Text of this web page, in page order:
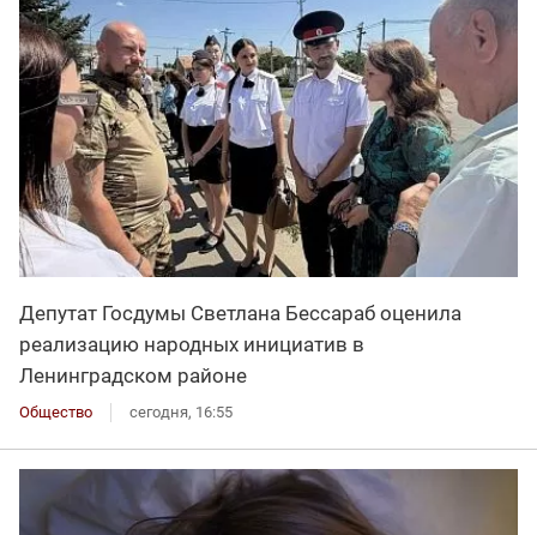
Депутат Госдумы Светлана Бессараб оценила
реализацию народных инициатив в
Ленинградском районе
Общество сегодня, 16:55